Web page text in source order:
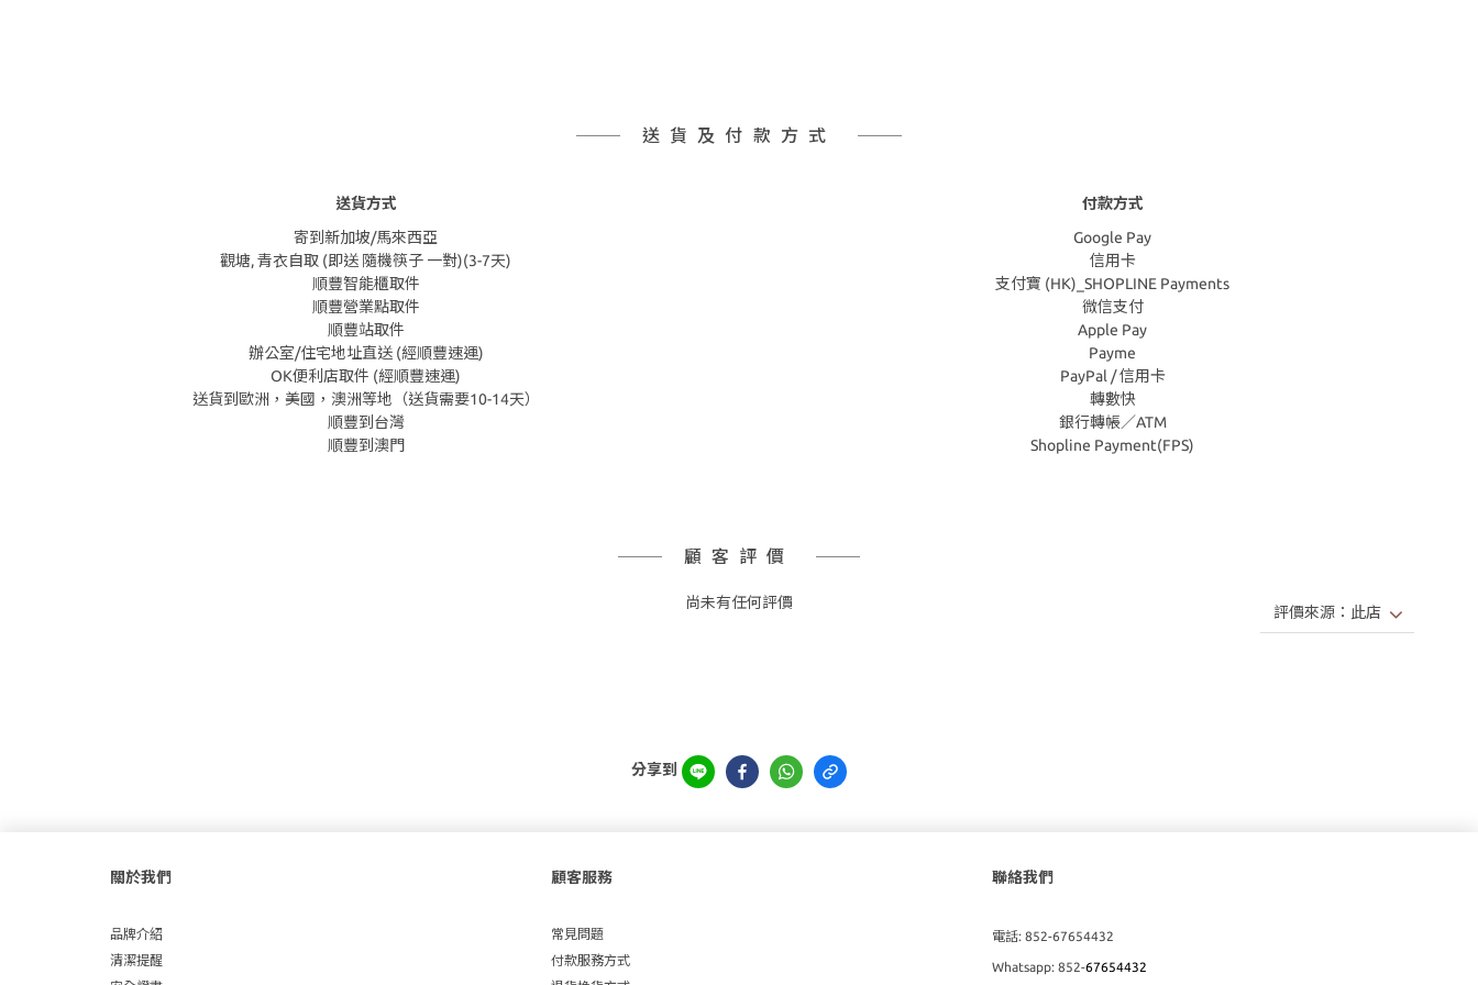
送貨及付款方式
送貨方式
寄到新加坡/馬來西亞
觀塘, 青衣自取 (即送 隨機筷子 一對)(3-7天)
順豐智能櫃取件
順豐營業點取件
順豐站取件
辦公室/住宅地址直送 (經順豐速運)
OK便利店取件 (經順豐速運)
送貨到歐洲，美國，澳洲等地（送貨需要10-14天）
順豐到台灣
順豐到澳門
付款方式
Google Pay
信用卡
支付寶 (HK)_SHOPLINE Payments
微信支付
Apple Pay
Payme
PayPal / 信用卡
轉數快
銀行轉帳／ATM
Shopline Payment(FPS)
顧客評價
尚未有任何評價
分享到
關於我們
品牌介紹
清潔提醒
顧客服務
常見問題
付款服務方式
聯絡我們
電話: 852-67654432
Whatsapp: 852-67654432